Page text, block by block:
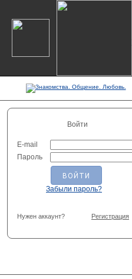
Войти
E-mail
Пароль
Забыли пароль?
Нужен аккаунт? Регистрация